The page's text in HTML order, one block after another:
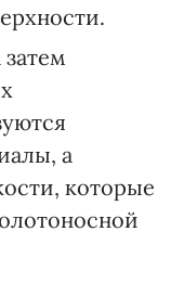
а
которые